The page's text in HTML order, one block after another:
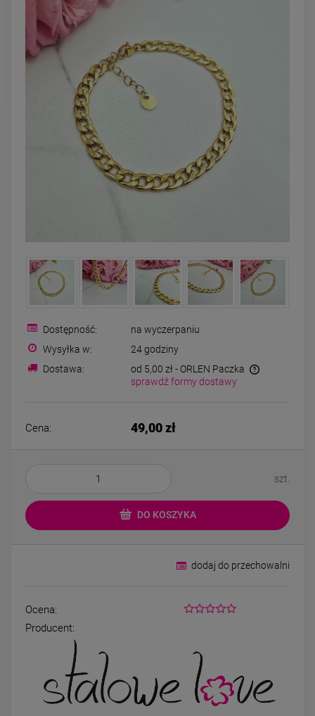
Bransoletka srebrna STAL
CHIRURGICZNA
modułowa czarne
koniczyny kryształki
79,00 zł
Bransoletka STAL
Bransoletka STAL
CHIRURGICZNA
Dostępność:
na wyczerpaniu
Wysyłka w:
24 godziny
Dostawa:
od 5,00 zł - ORLEN Paczka
sprawdź formy dostawy
Cena: 49,00 zł
szt.
DO KOSZYKA
dodaj do przechowalni
Ocena:
Producent: